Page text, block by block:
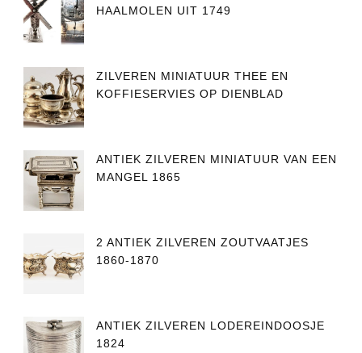
HAALMOLEN UIT 1749
ZILVEREN MINIATUUR THEE EN
KOFFIESERVIES OP DIENBLAD
ANTIEK ZILVEREN MINIATUUR VAN EEN
MANGEL 1865
2 ANTIEK ZILVEREN ZOUTVAATJES
1860-1870
ANTIEK ZILVEREN LODEREINDOOSJE
1824